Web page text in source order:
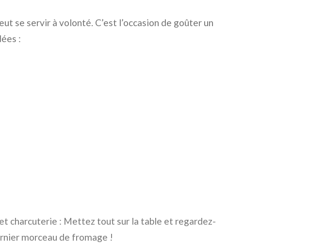
se servir à volonté. C’est l’occasion de goûter un
:
charcuterie : Mettez tout sur la table et regardez-
morceau de fromage !